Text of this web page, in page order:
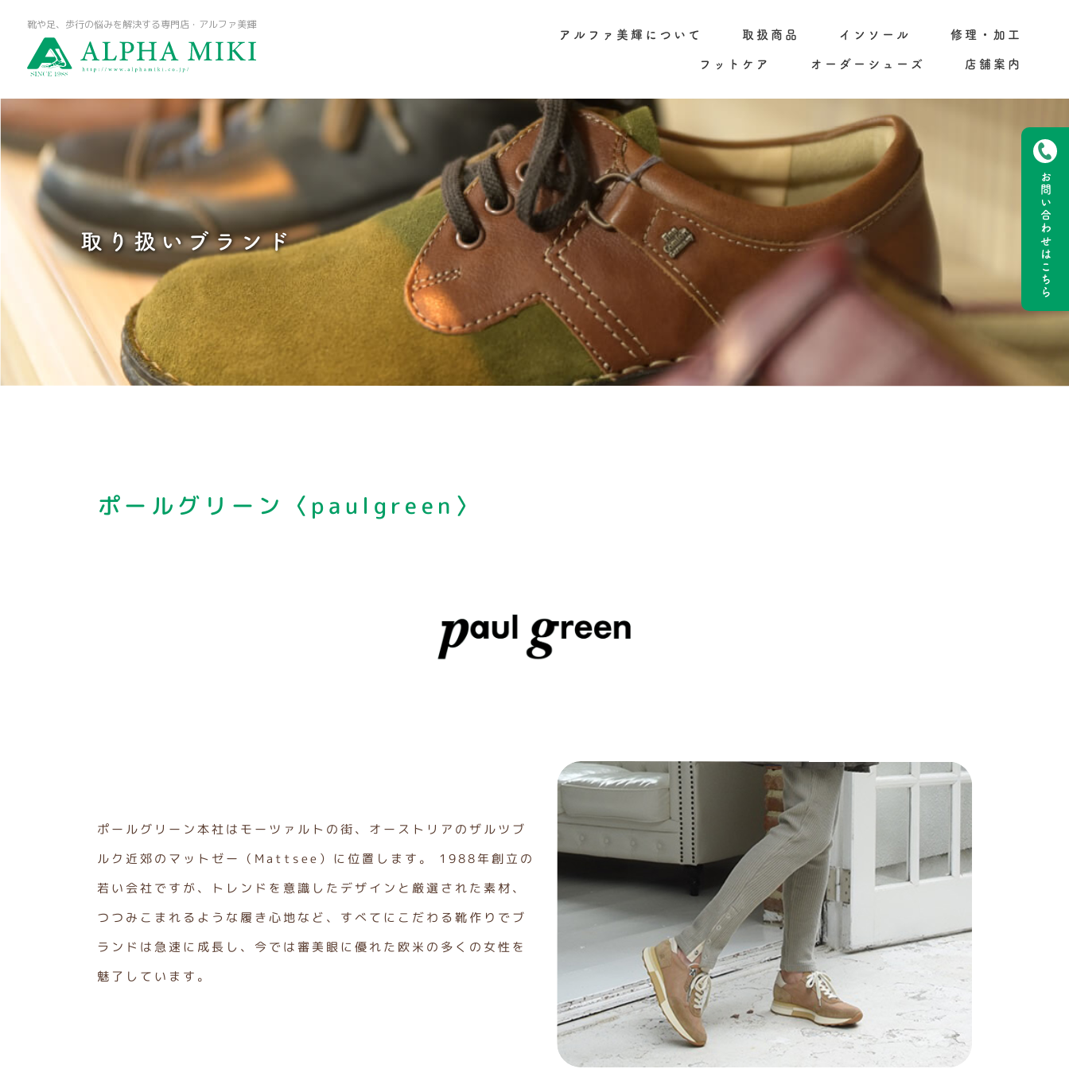
靴や足、歩行の悩みを解決する専門店・アルファ美輝
アルファ美輝について 取扱商品 インソール 修理・加工
フットケア オーダーシューズ 店舗案内
お問い合わせ
はこちら
取り扱いブランド
ポールグリーン 〈paulgreen〉
ポールグリーン本社はモーツァルトの街、オーストリアのザルツブ
ルク近郊のマットゼー（Mattsee）に位置します。 1988年創立の
若い会社ですが、トレンドを意識したデザインと厳選された素材、
つつみこまれるような履き心地など、すべてにこだわる靴作りでブ
ランドは急速に成長し、今では審美眼に優れた欧米の多くの女性を
魅了しています。